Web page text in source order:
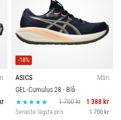
-18%
ASICS
Män
GEL-Cumulus 28 - Blå
1 700 kr
1 388 kr
Senaste lägsta pris 1 700 kr